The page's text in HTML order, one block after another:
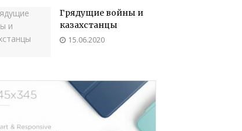
Грядущие войны и
казахстанцы
15.06.2020